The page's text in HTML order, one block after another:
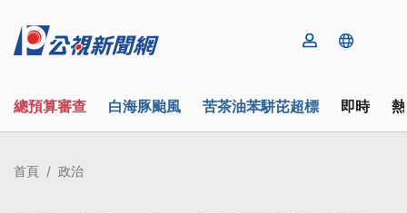
總預算審查 白海豚颱風 苦茶油苯駢芘超標 即時
首頁 政治